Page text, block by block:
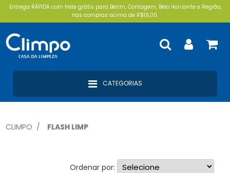
Entrega RÁPIDA com frete grátis para Betim, Contagem, Belo Horizonte e Região,
nas compras acima de R$19,00.
CATEGORIAS
CLIMPO FLASH LIMP
Ordenar por: